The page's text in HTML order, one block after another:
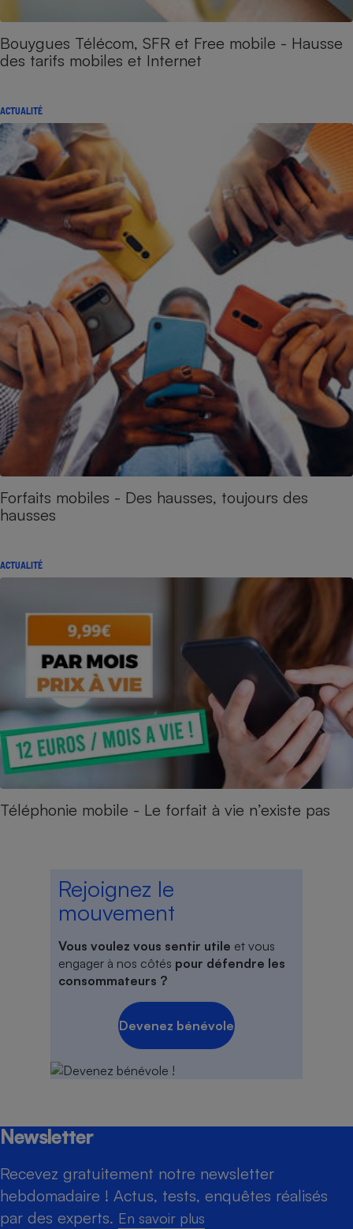
Bouygues Télécom, SFR et Free mobile - Hausse
des tarifs mobiles et Internet
ACTUALITÉ
Forfaits mobiles - Des hausses, toujours des
hausses
ACTUALITÉ
Téléphonie mobile - Le forfait à vie n’existe pas
Rejoignez le
mouvement
Vous voulez vous sentir utile et vous
engager à nos côtés pour défendre les
consommateurs ?
Devenez bénévole
Newsletter
Recevez gratuitement notre newsletter
hebdomadaire ! Actus, tests, enquêtes réalisés
par des experts. En savoir plus